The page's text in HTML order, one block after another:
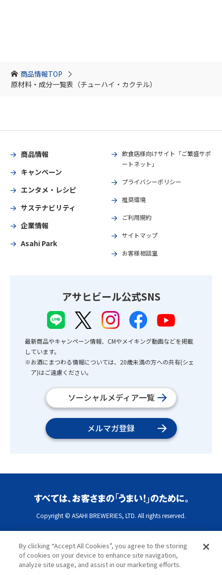
商品情報TOP
原材料・成分一覧表（チューハイ・カクテル）
商品情報
キャンペーン
エンタメ・レシピ
サステナビリティ
企業情報
Asahi Park
飲食店様向けサイト「ご繁盛サポ
ートネット」
プライバシーポリシー
推奨環境
ご利用規約
サイトマップ
お客様相談室
アサヒビール公式SNS
最新商品やキャンペーン情報、CMやメイキング動画などを掲載
しています。
※お酒にまつわる情報については、20歳未満の方への共有(シェ
ア)はご遠慮ください。
ソーシャルメディア一覧
メルマガ登録
Copyright © ASAHI BREWERIES, LTD. All rights reserved.
By clicking “Accept All Cookies”, you agree to the storing
of cookies on your device to enhance site navigation,
analyze site usage, and assist in our marketing efforts.